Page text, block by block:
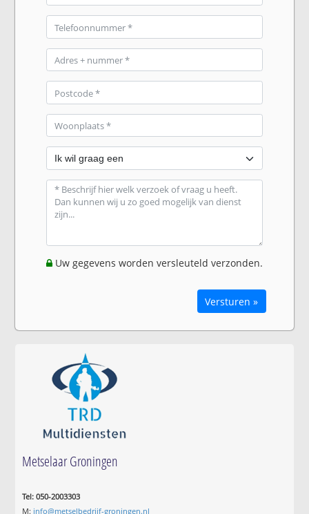
Uw gegevens worden versleuteld verzonden.
Versturen »
Metselaar Groningen
Tel: 050-2003303
M: info@metselbedrijf-groningen.nl